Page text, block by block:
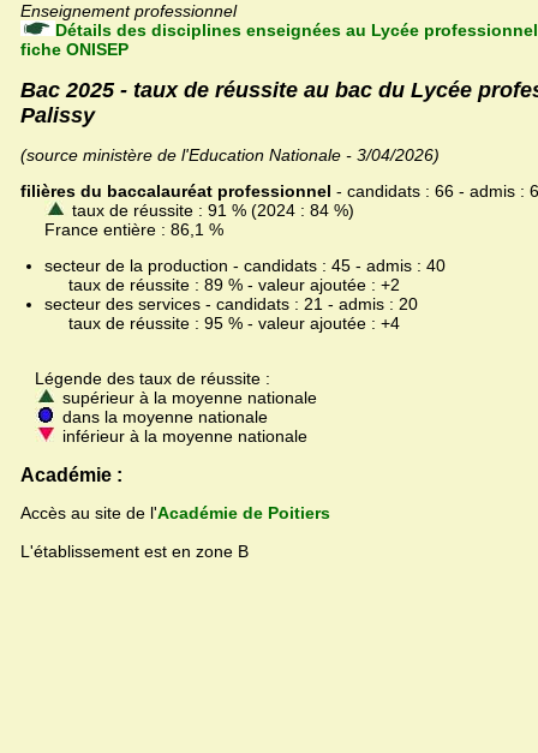
Enseignement professionnel
Détails des disciplines enseignées au Lycée
fiche ONISEP
Bac 2025 - taux de réussite au bac du Lycée
Palissy
(source ministère de l'Education Nationale - 3/04/2026)
filières du baccalauréat professionnel - candidats : 66 - admis :
taux de réussite : 91 % (2024 : 84 %)
France entière : 86,1 %
secteur de la production - candidats : 45 - admis : 40
taux de réussite : 89 % - valeur ajoutée : +2
secteur des services - candidats : 21 - admis : 20
taux de réussite : 95 % - valeur ajoutée : +4
Légende des taux de réussite :
supérieur à la moyenne nationale
dans la moyenne nationale
inférieur à la moyenne nationale
Académie :
Accès au site de l'Académie de Poitiers
L'établissement est en zone B